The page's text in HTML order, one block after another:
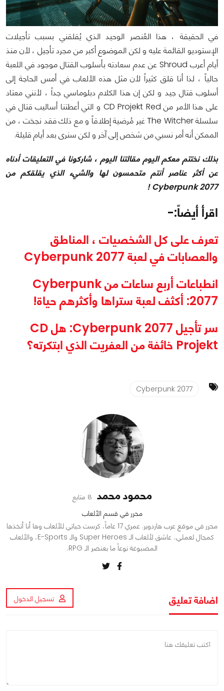
في الحقيقة ، هذا العُنصر الوحيد الذي يُقلقني بسبب تأجيلات
الإستوديو القائمة عليه و لكن الموضوع أكبر من مجرد تأجيل ، لأن منذ
أيام أعرب Shroud عن عدم سعادته بأسلوب القتال موجود في اللعبة
حالياً ، لذا أنا قلق كثيراً لأن مثل هذه الألعاب في أمس الحاجة إلى
أسلوب قتال جيد و لكن إن هذا الكلام دبلوماسي جداً ، لأنني معتاد
على هذا الأمر من CD Projekt Red و التي أعطتنا أساليب قتال في
سلسلة The Witcher غير مُرضية إطلاقاً و مع ذلك فقد نجحَت ، من
الممكن أنه أمر نسبي من شخص إلى آخر و لكن سنرى بعد أيام قليلة.
بذلك نختتم معكم اليوم مقالتنا اليوم ، شاركونا في التعليقات أدناه
عن أكثر عناصر أنتم متحمسون لها والشيء الذي يقلقكم من
Cyberpunk 2077 !
اقرأ أيضاً:-
تعرف على كل الشخصيات ، المناطق
والعصابات في لعبة Cyberpunk 2077
انطباعات أربع ساعات من Cyberpunk
2077: أكثف لعبة ستراها وأكثرهم حياة!
سر تأجيل Cyberpunk 2077: هل CD
Projekt خائفة من العفريت الذي ابتكرته؟
Cyberpunk 2077
محمود محمد 8 متابع
محرر في قسم الألعاب
محرر في موقع عرب هاردوير. عمري 17 عاماً، كرست حياتي للألعاب وها أنا أتخذها
كمجال لعملي.. عاشق لألعاب الـ Super Heroes والـ E-Sports، والألعاب
المصبوغة نوعاً ما بعنصر الـ RPG.
اضافة تعليق تسجيل الدخول